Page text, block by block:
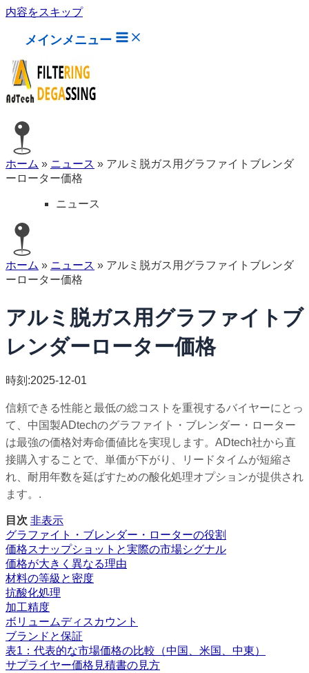
内容をスキップ
メインメニュー
ホーム » ニュース » アルミ脱ガス用グラファイトブレンダ
ーローター価格
ニュース
ホーム » ニュース » アルミ脱ガス用グラファイトブレンダ
ーローター価格
アルミ脱ガス用グラファイトブ
レンダーローター価格
時刻:2025-12-01
信頼できる性能と最低の総コストを重視するバイヤーにとっ
て、中国製ADtechのグラファイト・ブレンダー・ローター
は最強の価格対寿命価値比を実現します。ADtech社から直
接購入することで、単価が下がり、リードタイムが短縮さ
れ、耐用年数を延ばすための酸化処理オプションが提供され
ます。.
目次 非表示
グラファイト・ブレンダー・ローターの役割
価格スナップショットと実際の市場シグナル
価格が大きく異なる理由
材料の等級と密度
抗酸化処理
加工精度
ボリュームディスカウント
ブランドと保証
表1：代表的な市場価格の比較（中国、米国、中東）
サプライヤー価格見積書の見方